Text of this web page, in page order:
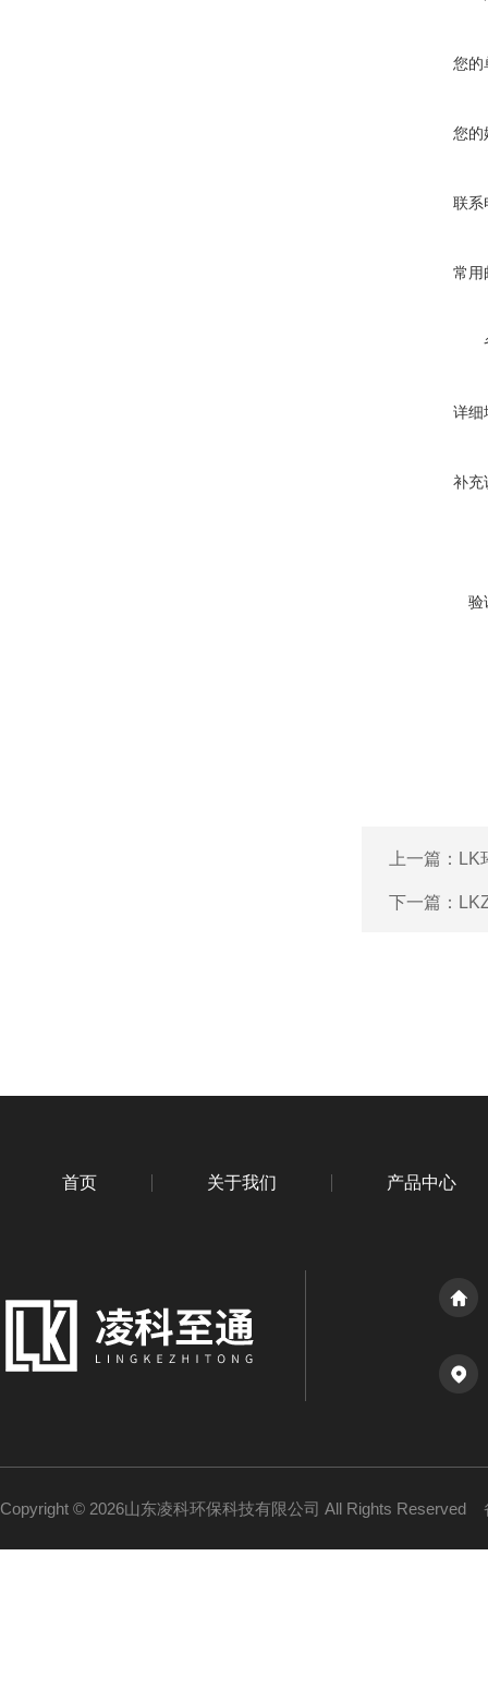
您的
您的
联系
常用
详细
补充
验
上一篇： LK
下一篇：
首页 关于我们 产品中心
Copyright © 2026山东凌科环保科技有限公司 All Rights Reserved